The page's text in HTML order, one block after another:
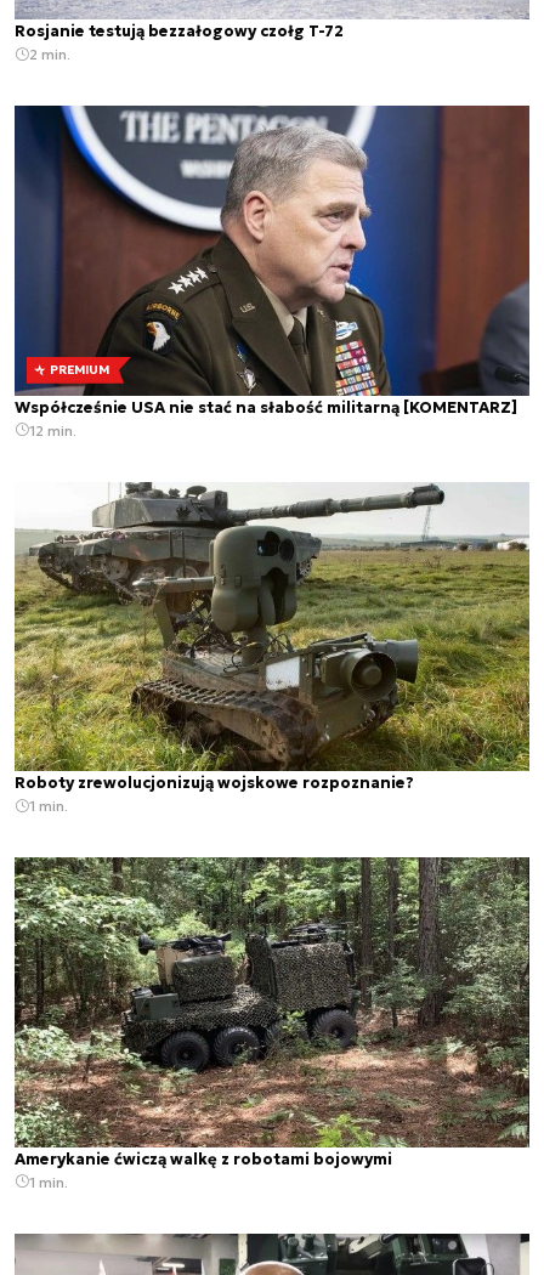
Rosjanie testują bezzałogowy czołg T-72
2 min.
PREMIUM
Współcześnie USA nie stać na słabość militarną [KOMENTARZ]
12 min.
Roboty zrewolucjonizują wojskowe rozpoznanie?
1 min.
Amerykanie ćwiczą walkę z robotami bojowymi
1 min.